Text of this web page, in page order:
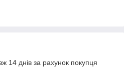
14 днів за рахунок покупця